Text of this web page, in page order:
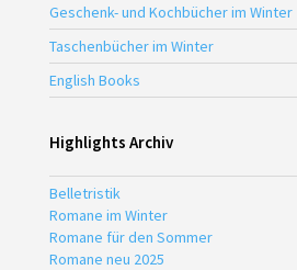
Geschenk- und Kochbücher im Winter
Taschenbücher im Winter
English Books
Highlights Archiv
Belletristik
Romane im Winter
Romane für den Sommer
Romane neu 2025